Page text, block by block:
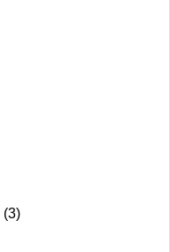
(3)